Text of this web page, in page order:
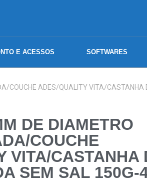
E ACESSOS SOFTWARES
COUCHE ADES/QUALITY VITA/CASTANHA
DE DIAMETRO
COUCHE
VITA/CASTANHA
SEM SAL 150G-